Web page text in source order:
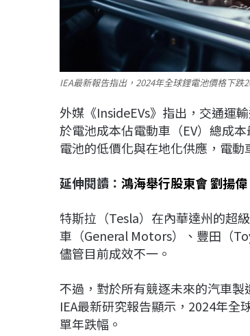
IEA最新報告指出，2024年全球鋰電池價格下跌
外媒《InsideEVs》指出，交通運
於電池成本佔電動車（EV）總成
電池的低價化與在地化供應，電動
延伸閱讀： 鴻海舉行股東會 劉揚
特斯拉（Tesla）在內華達州的超
車（General Motors）、豐田（
儘管目前成效不一。
不過，對於所有競逐未來的汽車
IEA最新研究報告顯示，2024年
單年跌幅。